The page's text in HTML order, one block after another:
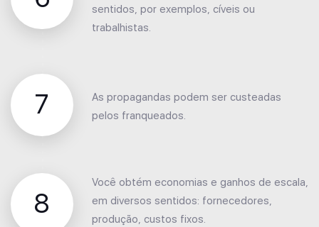
sentidos, por exemplos, cíveis ou
trabalhistas.
7
As propagandas podem ser custeadas
pelos franqueados.
8
Você obtém economias e ganhos de escala,
em diversos sentidos: fornecedores,
produção, custos fixos.